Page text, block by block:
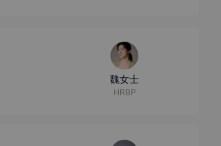
魏女士
HRBP